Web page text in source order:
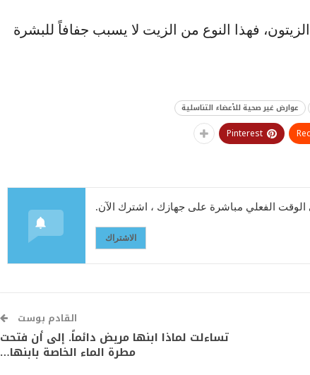
فهذا النوع من الزيت لا يسبب جفافاً للبشرة
عوارض غير صحية للأعضاء التناسلية
Pinterest
الفعلي مباشرة على جهازك ، اشترك الآن.
الاشتراك
القادم بوست
تساءلت لماذا ابنها مريض دائماً. إلى أن فتحت
مطرة الماء الخاصة بابنها…